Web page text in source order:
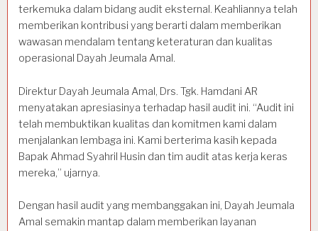
terkemuka dalam bidang audit eksternal. Keahliannya telah
memberikan kontribusi yang berarti dalam memberikan
wawasan mendalam tentang keteraturan dan kualitas
operasional Dayah Jeumala Amal.
Direktur Dayah Jeumala Amal, Drs. Tgk. Hamdani AR
menyatakan apresiasinya terhadap hasil audit ini. “Audit ini
telah membuktikan kualitas dan komitmen kami dalam
menjalankan lembaga ini. Kami berterima kasih kepada
Bapak Ahmad Syahril Husin dan tim audit atas kerja keras
mereka,” ujarnya.
Dengan hasil audit yang membanggakan ini, Dayah Jeumala
Amal semakin mantap dalam memberikan layanan